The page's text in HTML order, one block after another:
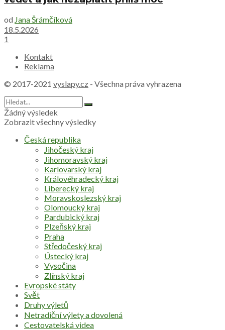
od Jana Šrámčíková
18.5.2026
1
Kontakt
Reklama
© 2017-2021 vyslapy.cz - Všechna práva vyhrazena
Žádný výsledek
Zobrazit všechny výsledky
Česká republika
Jihočeský kraj
Jihomoravský kraj
Karlovarský kraj
Královéhradecký kraj
Liberecký kraj
Moravskoslezský kraj
Olomoucký kraj
Pardubický kraj
Plzeňský kraj
Praha
Středočeský kraj
Ústecký kraj
Vysočina
Zlínský kraj
Evropské státy
Svět
Druhy výletů
Netradiční výlety a dovolená
Cestovatelská videa